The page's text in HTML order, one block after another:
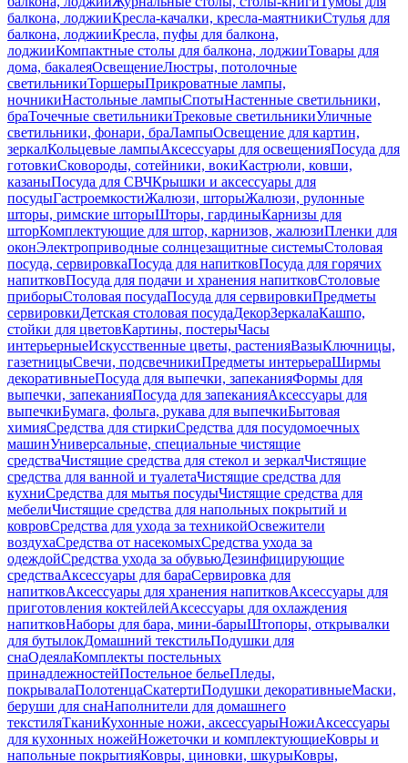
балкона, лоджииКресла-качалки, кресла-маятникиСтулья для
балкона, лоджииКресла, пуфы для балкона,
лоджииКомпактные столы для балкона, лоджииТовары для
дома, бакалеяОсвещениеЛюстры, потолочные
светильникиТоршерыПрикроватные лампы,
ночникиНастольные лампыСпотыНастенные светильники,
браТочечные светильникиТрековые светильникиУличные
светильники, фонари, браЛампыОсвещение для картин,
зеркалКольцевые лампыАксессуары для освещенияПосуда для
готовкиСковороды, сотейники, вокиКастрюли, ковши,
казаныПосуда для СВЧКрышки и аксессуары для
посудыГастроемкостиЖалюзи, шторыЖалюзи, рулонные
шторы, римские шторыШторы, гардиныКарнизы для
шторКомплектующие для штор, карнизов, жалюзиПленки для
оконЭлектроприводные солнцезащитные системыСтоловая
посуда, сервировкаПосуда для напитковПосуда для горячих
напитковПосуда для подачи и хранения напитковСтоловые
приборыСтоловая посудаПосуда для сервировкиПредметы
сервировкиДетская столовая посудаДекорЗеркалаКашпо,
стойки для цветовКартины, постерыЧасы
интерьерныеИскусственные цветы, растенияВазыКлючницы,
газетницыСвечи, подсвечникиПредметы интерьераШирмы
декоративныеПосуда для выпечки, запеканияФормы для
выпечки, запеканияПосуда для запеканияАксессуары для
выпечкиБумага, фольга, рукава для выпечкиБытовая
химияСредства для стиркиСредства для посудомоечных
машинУниверсальные, специальные чистящие
средстваЧистящие средства для стекол и зеркалЧистящие
средства для ванной и туалетаЧистящие средства для
кухниСредства для мытья посудыЧистящие средства для
мебелиЧистящие средства для напольных покрытий и
ковровСредства для ухода за техникойОсвежители
воздухаСредства от насекомыхСредства ухода за
одеждойСредства ухода за обувьюДезинфицирующие
средстваАксессуары для бараСервировка для
напитковАксессуары для хранения напитковАксессуары для
приготовления коктейлейАксессуары для охлаждения
напитковНаборы для бара, мини-барыШтопоры, открывалки
для бутылокДомашний текстильПодушки для
снаОдеялаКомплекты постельных
принадлежностейПостельное бельеПледы,
покрывалаПолотенцаСкатертиПодушки декоративныеМаски,
беруши для снаНаполнители для домашнего
текстиляТканиКухонные ножи, аксессуарыНожиАксессуары
для кухонных ножейНожеточки и комплектующиеКовры и
напольные покрытияКовры, циновки, шкурыКовры,